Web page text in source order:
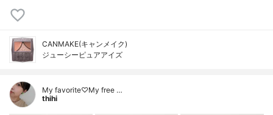
CANMAKE(キャンメイク)
ジューシーピュアアイズ
My favorite♡My free …
thihi